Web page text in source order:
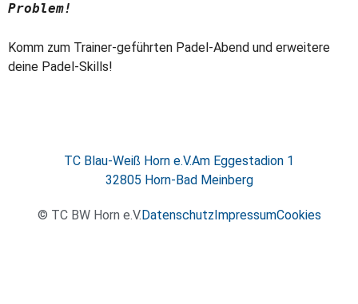
Problem!
Komm zum Trainer-geführten Padel-Abend und erweitere
deine Padel-Skills!
TC Blau-Weiß Horn e.V.Am Eggestadion 1
32805 Horn-Bad Meinberg
© TC BW Horn e.V.DatenschutzImpressumCookies